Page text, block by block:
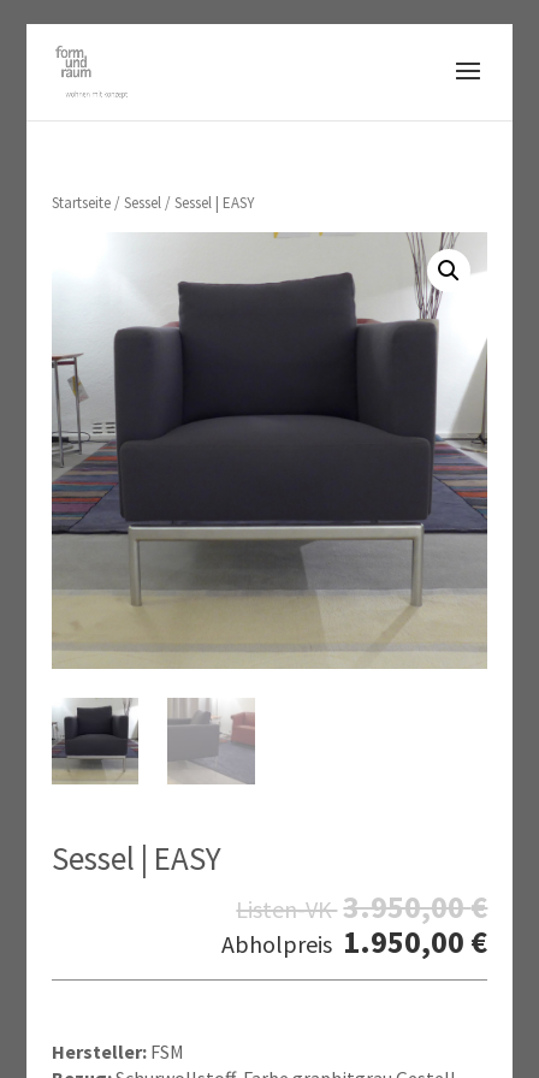
Startseite/Sessel/ Sessel | EASY
Sessel | EASY
Listen-VK 3.950,00€
Abholpreis 1.950,00 €
Hersteller:FSM